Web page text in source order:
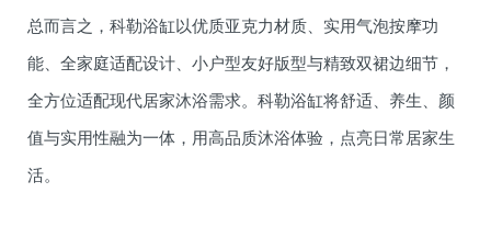
总而言之，科勒浴缸以优质亚克力材质、实用气泡按摩功
能、全家庭适配设计、小户型友好版型与精致双裙边细节，
全方位适配现代居家沐浴需求。科勒浴缸将舒适、养生、颜
值与实用性融为一体，用高品质沐浴体验，点亮日常居家生
活。